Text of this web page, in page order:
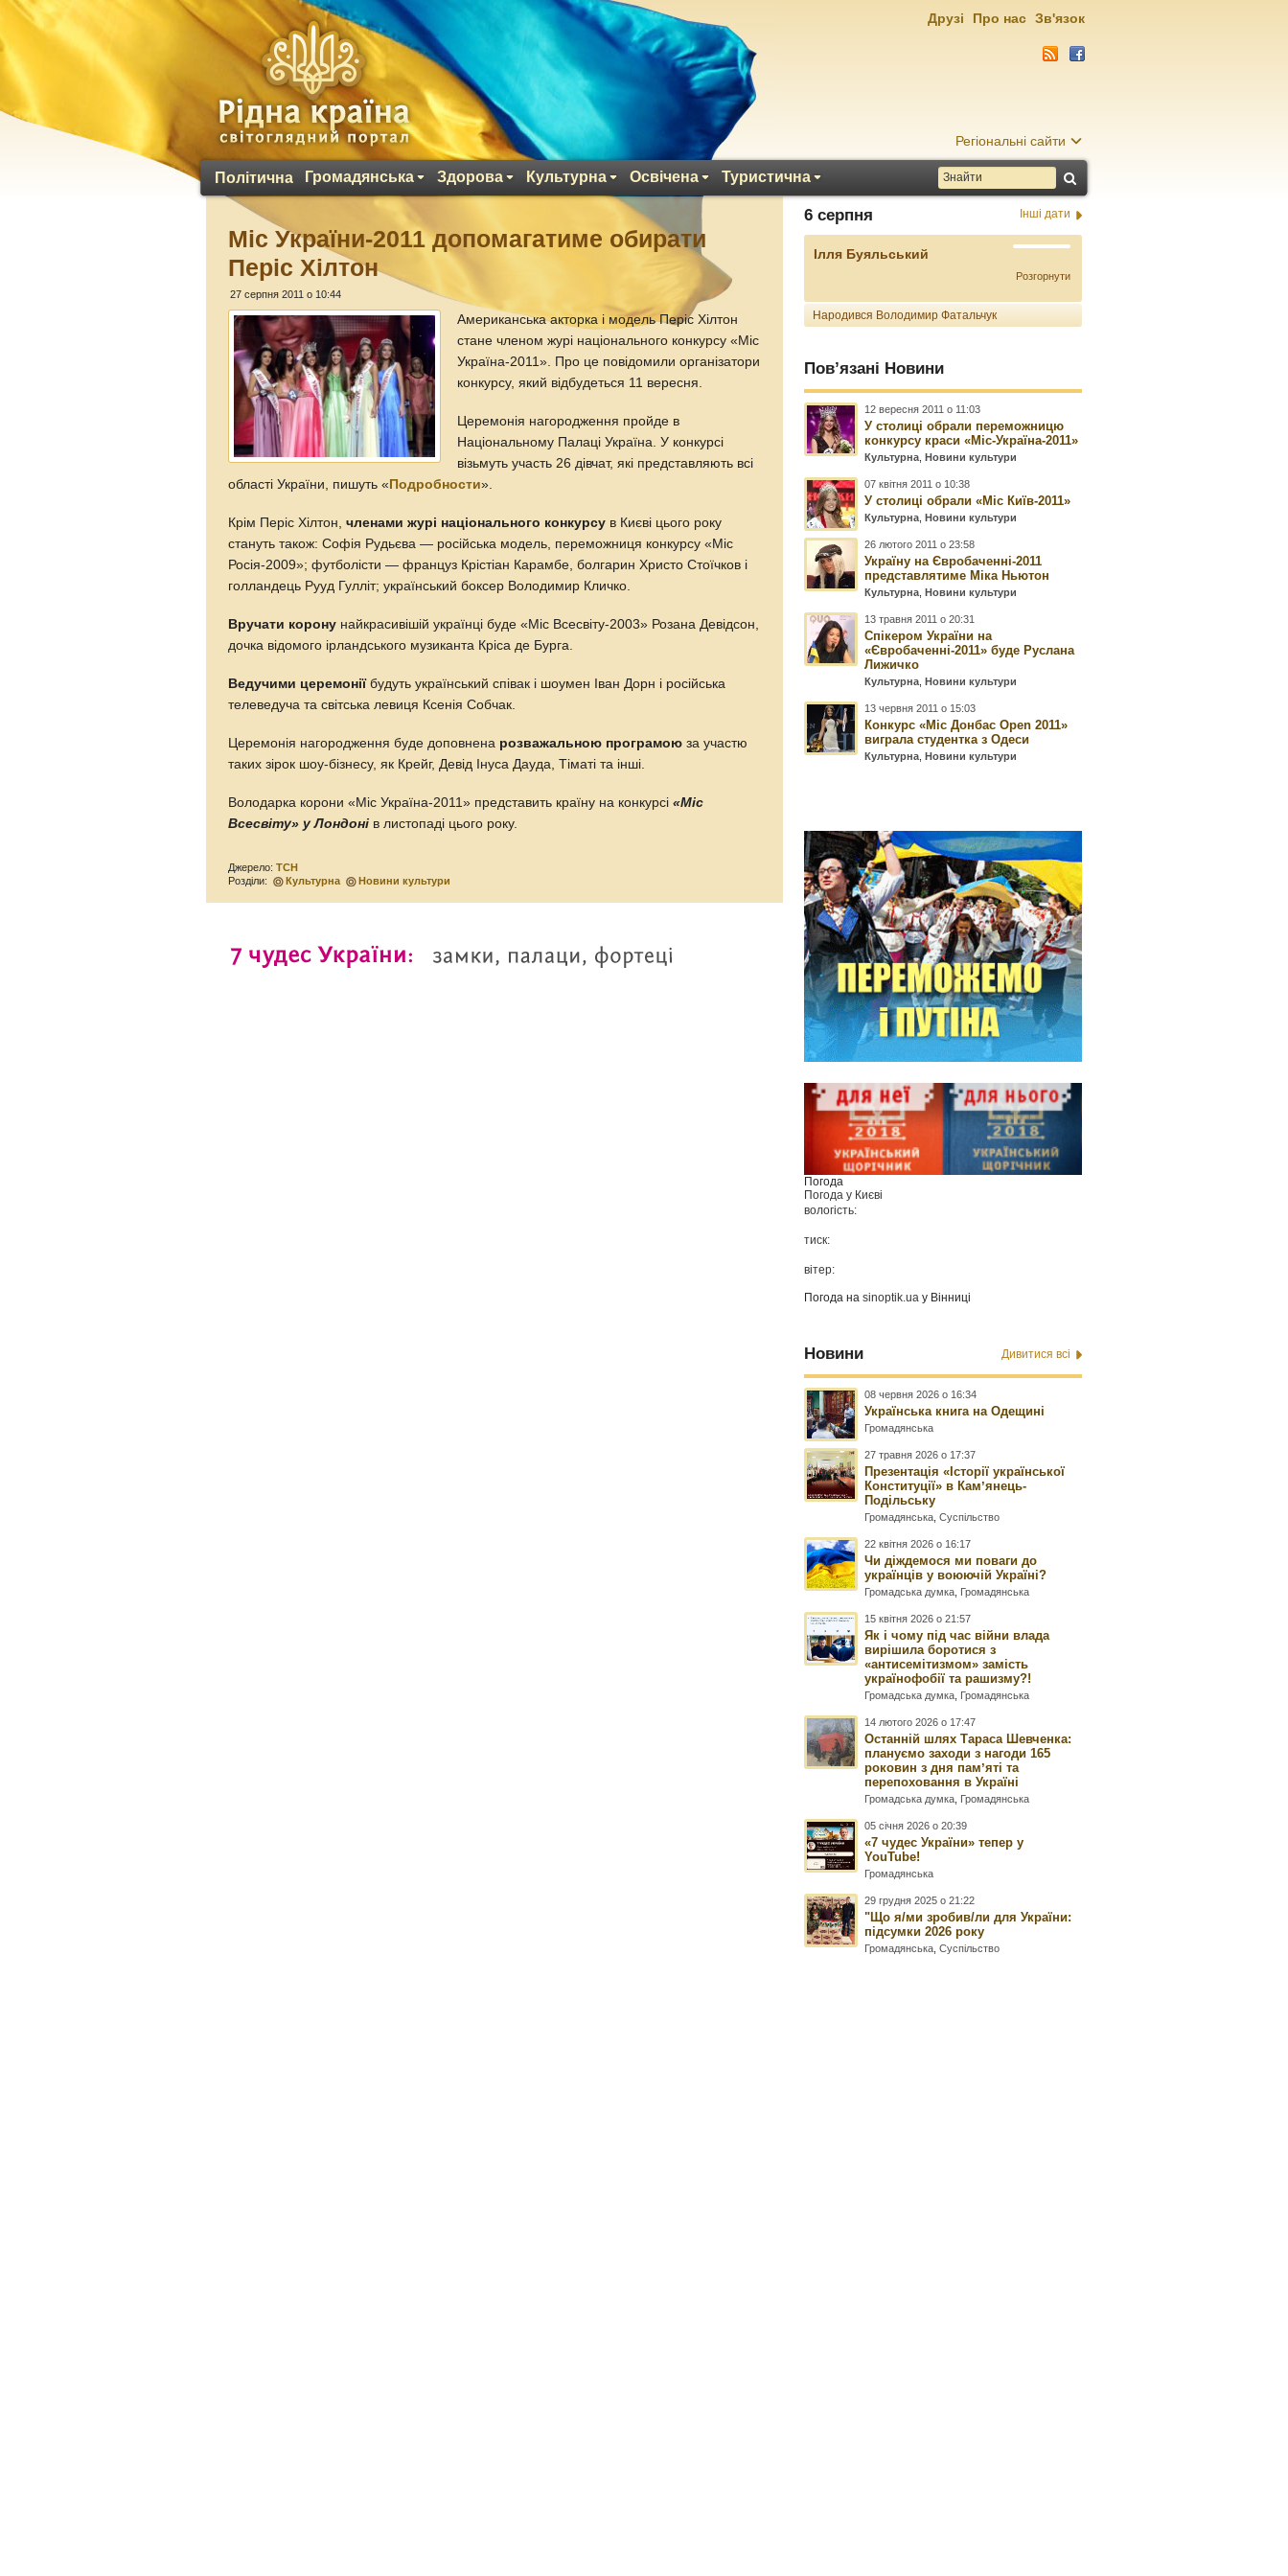
Регіональні сайти
Політична Громадянська Здорова Культурна Освічена Туристична
Друзі Про нас Зв'язок
Міс України-2011 допомагатиме обирати
Періс Хілтон
27 серпня 2011 о 10:44
Американська акторка і модель Періс Хілтон
стане членом журі національного конкурсу «Міс
Україна-2011». Про це повідомили організатори
конкурсу, який відбудеться 11 вересня.
Церемонія нагородження пройде в
Національному Палаці Україна. У конкурсі
візьмуть участь 26 дівчат, які представляють всі
області України, пишуть « Подробности».
Крім Періс Хілтон,членами журі національного конкурсу в Києві цього року
стануть також: Софія Рудьєва — російська модель, переможниця конкурсу «Міс
Росія-2009»; футболісти — француз Крістіан Карамбе, болгарин Христо Стоїчков і
голландець Рууд Гулліт; український боксер Володимир Кличко.
Вручати корону найкрасивішій українці буде «Міс Всесвіту-2003» Розана Девідсон,
дочка відомого ірландського музиканта Кріса де Бурга.
Ведучими церемоніїбудуть український співак і шоумен Іван Дорн і російська
телеведуча та світська левиця Ксенія Собчак.
Церемонія нагородження буде доповнена розважальною програмою за участю
таких зірок шоу-бізнесу, як Крейг, Девід Інуса Дауда, Тіматі та інші.
Володарка корони «Міс Україна-2011» представить країну на конкурсі «Міс
Всесвіту» у Лондоні в листопаді цього року.
Джерело:ТСН
Розділи:
Культурна Новини культури
6 серпня Інші дати
Ілля Буяльський
Розгорнути
Народився Володимир Фатальчук
Пов’язані Новини
12 вересня 2011 о 11:03
У столиці обрали переможницю
конкурсу краси «Міс-Україна-2011»
Культурна ,Новини культури
07 квітня 2011 о 10:38
У столиці обрали «Міс Київ-2011»
Культурна ,Новини культури
26 лютого 2011 о 23:58
Україну на Євробаченні-2011
представлятиме Міка Ньютон
Культурна ,Новини культури
13 травня 2011 о 20:31
Спікером України на
«Євробаченні-2011» буде Руслана
Лижичко
Культурна ,Новини культури
13 червня 2011 о 15:03
Конкурс «Міс Донбас Open 2011»
виграла студентка з Одеси
Культурна ,Новини культури
Погода
Погода у Києві
вологість:
тиск:
вітер:
Погода наsinoptik.ua у Вінниці
Новини Дивитися всі
08 червня 2026 о 16:34
Українська книга на Одещині
Громадянська
27 травня 2026 о 17:37
Презентація «Історії української
Конституції» в Камʼянець-
Подільську
Громадянська ,Суспільство
22 квітня 2026 о 16:17
Чи діждемося ми поваги до
українців у воюючій Україні?
Громадська думка Громадянська
15 квітня 2026 о 21:57
Як і чому під час війни влада
вирішила боротися з
«антисемітизмом» замість
українофобії та рашизму?!
Громадська думка Громадянська
14 лютого 2026 о 17:47
Останній шлях Тараса Шевченка:
плануємо заходи з нагоди 165
роковин з дня памʼяті та
перепоховання в Україні
Громадська думка Громадянська
05 січня 2026 о 20:39
«7 чудес України» тепер у
YouTube!
Громадянська
29 грудня 2025 о 21:22
"Що я/ми зробив/ли для України:
підсумки 2026 року
Громадянська ,Суспільство